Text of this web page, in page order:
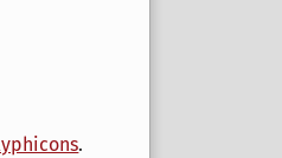
.